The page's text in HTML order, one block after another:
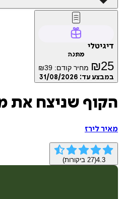
דיגיטלי
מתנה
₪25 מחיר קודם: ₪39
במבצע עד: 31/08/2026
הקוף שניצח את
מאיר לירז
4.3
(
27 ביקורות)